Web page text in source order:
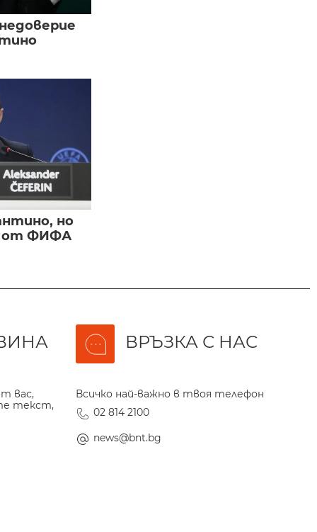
но
от ФИФА
вас,
текст,
ВРЪЗКА С НАС
Всичко най-важно в твоя телефон
02 814 2100
news@bnt.bg